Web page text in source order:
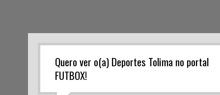
Quero ver o(a) Deportes Tolima no portal
FUTBOX!